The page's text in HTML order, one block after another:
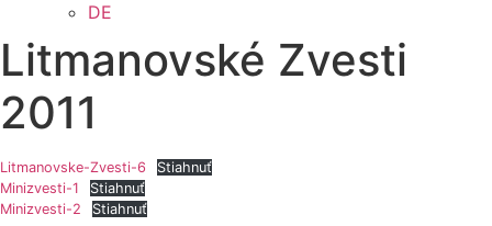
DE
Litmanovské Zvesti
2011
Litmanovske-Zvesti-6
Stiahnuť
Minizvesti-1
Stiahnuť
Minizvesti-2
Stiahnuť